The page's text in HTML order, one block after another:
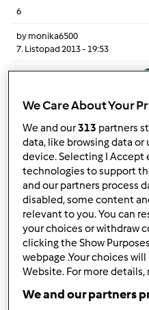
6
by monika6500
7. Listopad 2013 - 19:53
Przyprawy typu vegeta
byAnonim »2. Marzec 2014 -
bymonika6500
12. Marzec 2014 - 05:46
Wyszukiwarka
bymamula»29. Listopad 2016 -
We Care About Your
We and our313 partners
data, like browsing data
device. Selecting I Accept
technologies to support
and our partners process
disabled, some content
relevant to you. You can
your choices or withdraw
clicking the Show
webpage .Your choices
Website. For more details,
We and our partners